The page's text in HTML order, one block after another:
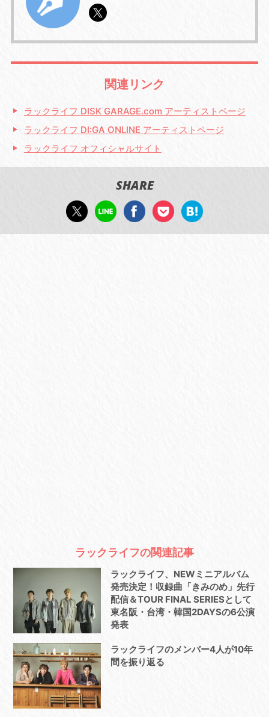
関連リンク
ラックライフ DISK GARAGE.com アーティストページ
ラックライフ DI:GA ONLINE アーティストページ
ラックライフ オフィシャルサイト
SHARE
ラックライフの関連記事
ラックライフ、NEWミニアルバム
発売決定！収録曲「きみのめ」先行
配信＆TOUR FINAL SERIESとして
東名阪・台湾・韓国2DAYSの6公演
発表
ラックライフのメンバー4人が10年
間を振り返る